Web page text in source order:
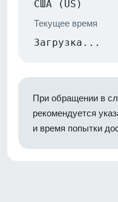
США (US)
Текущее время
Загрузка...
При обращении в
рекомендуется
и время попытки